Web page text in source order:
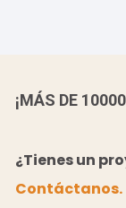
¡MÁS DE
¿Tienes un
Contáctanos.